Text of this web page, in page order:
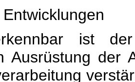
ist
Ausrüstung der